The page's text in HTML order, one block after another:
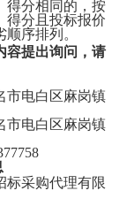
得分相同的，按
得分且投标报价
序排列。
容提出询问，请
市电白区麻岗镇
市电白区麻岗镇
标采购代理有限